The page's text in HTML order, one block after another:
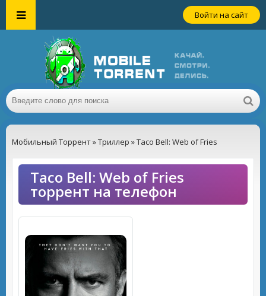
Войти на сайт
Мобильный Торрент»Триллер » Taco Bell: Web of Fries
Taco Bell: Web of Fries
торрент на телефон